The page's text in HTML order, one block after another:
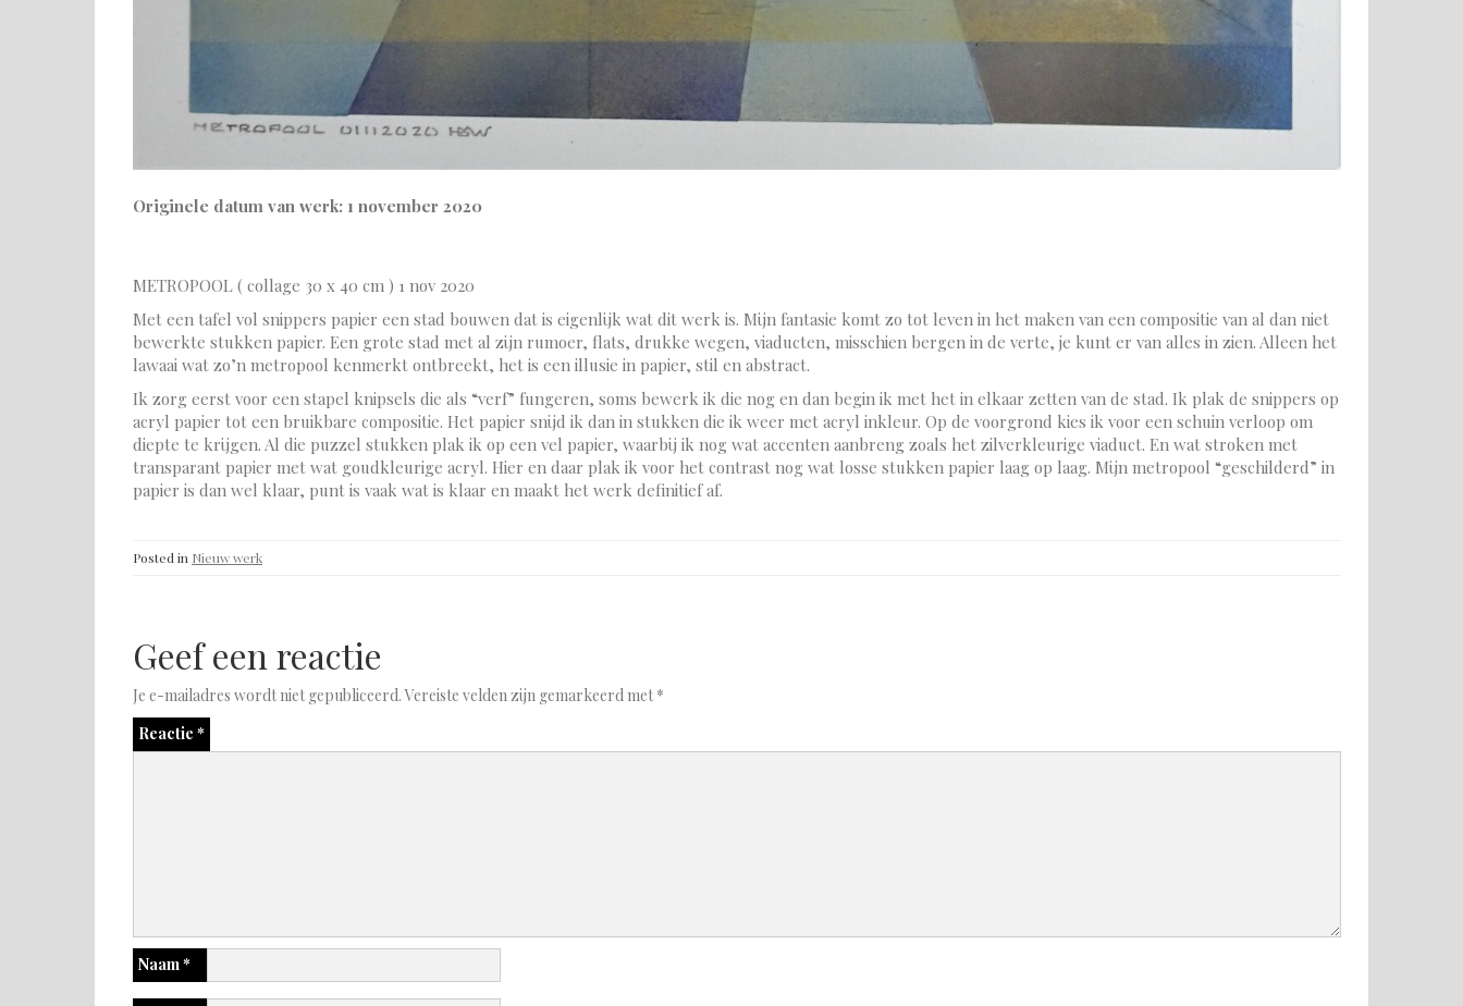
Originele datum van werk: 1 november 2020
METROPOOL ( collage 30 x 40 cm ) 1 nov 2020
Met een tafel vol snippers papier een stad bouwen dat is eigenlijk wat dit werk is. Mijn fantasie komt zo tot leven in het maken van een compositie van al dan niet
bewerkte stukken papier. Een grote stad met al zijn rumoer, flats, drukke wegen, viaducten, misschien bergen in de verte, je kunt er van alles in zien. Alleen het
lawaai wat zo’n metropool kenmerkt ontbreekt, het is een illusie in papier, stil en abstract.
Ik zorg eerst voor een stapel knipsels die als “verf” fungeren, soms bewerk ik die nog en dan begin ik met het in elkaar zetten van de stad. Ik plak de snippers op
acryl papier tot een bruikbare compositie. Het papier snijd ik dan in stukken die ik weer met acryl inkleur. Op de voorgrond kies ik voor een schuin verloop om
diepte te krijgen. Al die puzzel stukken plak ik op een vel papier, waarbij ik nog wat accenten aanbreng zoals het zilverkleurige viaduct. En wat stroken met
transparant papier met wat goudkleurige acryl. Hier en daar plak ik voor het contrast nog wat losse stukken papier laag op laag. Mijn metropool “geschilderd” in
papier is dan wel klaar, punt is vaak wat is klaar en maakt het werk definitief af.
Posted in Nieuw werk
Geef een reactie
Je e-mailadres wordt niet gepubliceerd. Vereiste velden zijn gemarkeerd met*
Reactie *
Naam*